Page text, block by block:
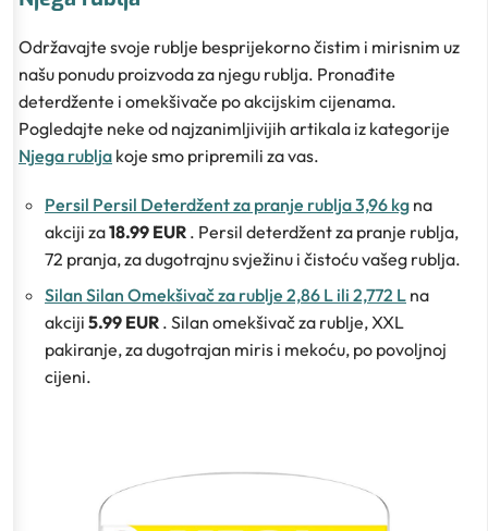
Održavajte svoje rublje besprijekorno čistim i mirisnim uz
našu ponudu proizvoda za njegu rublja. Pronađite
deterdžente i omekšivače po akcijskim cijenama.
Pogledajte neke od najzanimljivijih artikala iz kategorije
Njega rublja koje smo pripremili za vas.
Persil Persil Deterdžent za pranje rublja 3,96 kg na
akciji za18.99 EUR . Persil deterdžent za pranje rublja,
72 pranja, za dugotrajnu svježinu i čistoću vašeg rublja.
Silan Silan Omekšivač za rublje 2,86 L ili 2,772 L na
akciji 5.99 EUR . Silan omekšivač za rublje, XXL
pakiranje, za dugotrajan miris i mekoću, po povoljnoj
cijeni.